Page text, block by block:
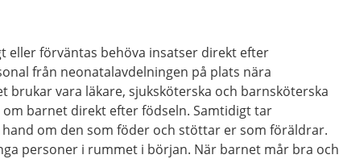
eller förväntas behöva insatser direkt efter
från neonatalavdelningen på plats nära
brukar vara läkare, sjuksköterska och barnsköterska
barnet direkt efter födseln. Samtidigt tar
om den som föder och stöttar er som föräldrar.
personer i rummet i början. När barnet mår bra och